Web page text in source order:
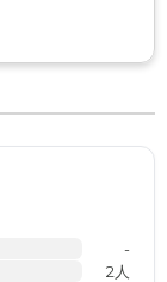
-
2人